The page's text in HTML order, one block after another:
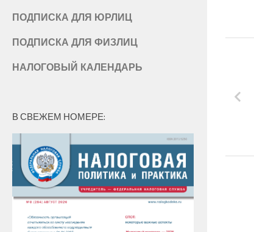
ПОДПИСКА ДЛЯ ЮРЛИЦ
ПОДПИСКА ДЛЯ ФИЗЛИЦ
НАЛОГОВЫЙ КАЛЕНДАРЬ
В СВЕЖЕМ НОМЕРЕ: